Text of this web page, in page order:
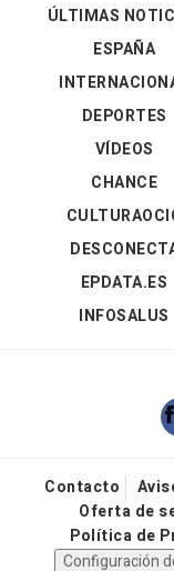
ÚLTIMAS
ESPAÑA
DEPORTES
VÍDEOS
CHANCE
EPDATA.ES
INFOSALUS
Contacto
Oferta de
Política de
Configuración